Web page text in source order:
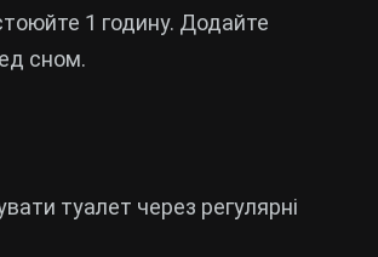
1 годину. Додайте
сном.
туалет через регулярні